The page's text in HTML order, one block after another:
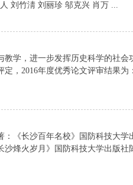
刘竹淸 刘丽珍 邬克兴 肖万 ...
教学，进一步发挥历史科学的社会
，2016年度优秀论文评审结果为：
：《长沙百年名校》国防科技大学
沙烽火岁月》国防科技大学出版社